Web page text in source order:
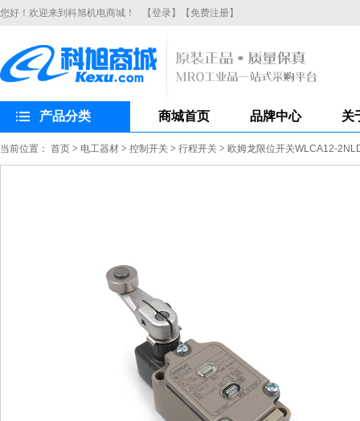
您好！欢迎来到科旭机电商城！ 【登录】 【免费注册】
产品分类 商城首页 品牌中心 关
当前位置： 首页 > 电工器材 > 控制开关 > 行程开关 > 欧姆龙限位开关WLCA12-